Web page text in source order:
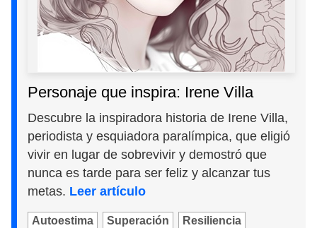
Personaje que inspira: Irene Villa
Descubre la inspiradora historia de Irene Villa,
periodista y esquiadora paralímpica, que eligió
vivir en lugar de sobrevivir y demostró que
nunca es tarde para ser feliz y alcanzar tus
metas. Leer artículo
Autoestima Superación Resiliencia